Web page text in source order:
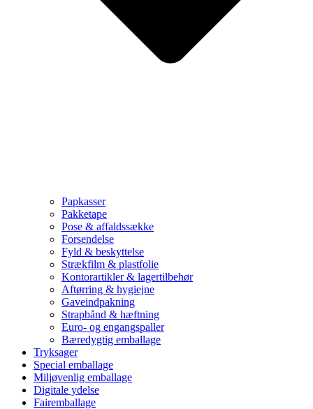
Papkasser
Pakketape
Pose & affaldssække
Forsendelse
Fyld & beskyttelse
Strækfilm & plastfolie
Kontorartikler & lagertilbehør
Aftørring & hygiejne
Gaveindpakning
Strapbånd & hæftning
Euro- og engangspaller
Bæredygtig emballage
Tryksager
Special emballage
Miljøvenlig emballage
Digitale ydelse
Fairemballage